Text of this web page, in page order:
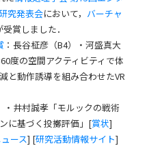
究発表会において， バーチャ
賞しました．
：長谷柾彦（B4）・河盛真大
度の空間アクティビティで体
と動作誘導を組み合わせたVR
・井村誠孝「モルックの戦術
に基づく投擲評価」[賞状]
ース] [研究活動情報サイト]